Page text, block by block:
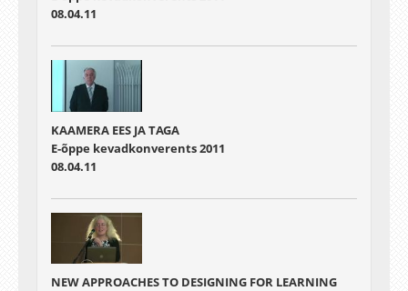
08.04.11
KAAMERA EES JA TAGA
E-õppe kevadkonverents 2011
08.04.11
NEW APPROACHES TO DESIGNING FOR LEARNING